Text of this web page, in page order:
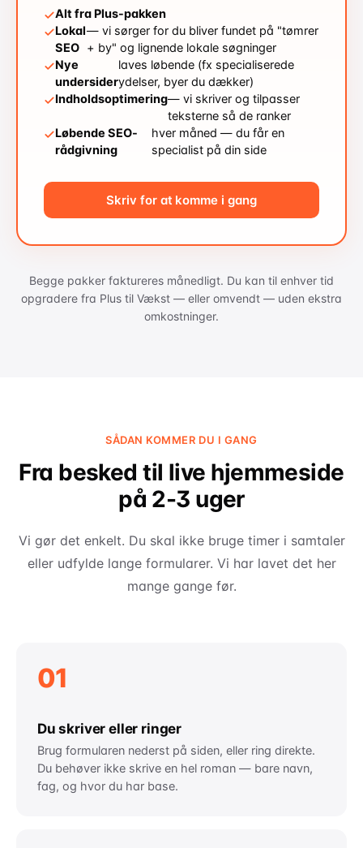
Alt fra Plus-pakken
Lokal
SEO
— vi sørger for du bliver fundet på "tømrer
+ by" og lignende lokale søgninger
Nye
undersider
laves løbende (fx specialiserede
ydelser, byer du dækker)
Indholdsoptimering— vi skriver og tilpasser
teksterne så de ranker
Løbende SEO-
rådgivning
hver måned — du får en
specialist på din side
Skriv for at komme i gang
Begge pakker faktureres månedligt. Du kan til enhver tid
opgradere fra Plus til Vækst — eller omvendt — uden ekstra
omkostninger.
SÅDAN KOMMER DU I GANG
Fra besked til live hjemmeside
på 2-3 uger
Vi gør det enkelt. Du skal ikke bruge timer i samtaler
eller udfylde lange formularer. Vi har lavet det her
mange gange før.
01
Du skriver eller ringer
Brug formularen nederst på siden, eller ring direkte.
Du behøver ikke skrive en hel roman — bare navn,
fag, og hvor du har base.